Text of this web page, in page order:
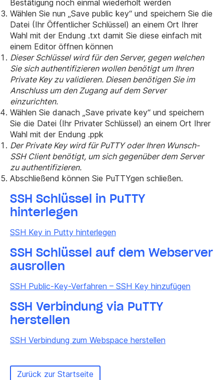
Bestätigung noch einmal wiederholt werden
Wählen Sie nun „Save public key“ und speichern Sie die
Datei (Ihr Öffentlicher Schlüssel) an einem Ort Ihrer
Wahl mit der Endung .txt damit Sie diese einfach mit
einem Editor öffnen können
Dieser Schlüssel wird für den Server, gegen welchen
Sie sich authentifizieren wollen benötigt um Ihren
Private Key zu validieren. Diesen benötigen Sie im
Anschluss um den Zugang auf dem Server
einzurichten.
Wählen Sie danach „Save private key“ und speichern
Sie die Datei (Ihr Privater Schlüssel) an einem Ort Ihrer
Wahl mit der Endung .ppk
Der Private Key wird für PuTTY oder Ihren Wunsch-
SSH Client benötigt, um sich gegenüber dem Server
zu authentifizieren.
Abschließend können Sie PuTTYgen schließen.
SSH Schlüssel in PuTTY
hinterlegen
SSH Key in Putty hinterlegen
SSH Schlüssel auf dem Webserver
ausrollen
SSH Public-Key-Verfahren – SSH Key hinzufügen
SSH Verbindung via PuTTY
herstellen
SSH Verbindung zum Webspace herstellen
Zurück zur Startseite